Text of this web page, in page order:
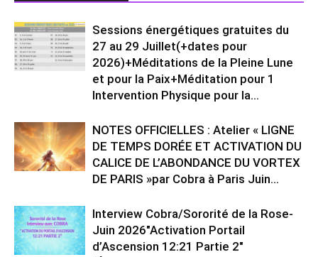
Sessions énergétiques gratuites du
27 au 29 Juillet(+dates pour
2026)+Méditations de la Pleine Lune
et pour la Paix+Méditation pour 1
Intervention Physique pour la...
NOTES OFFICIELLES : Atelier « LIGNE
DE TEMPS DORÉE ET ACTIVATION DU
CALICE DE L’ABONDANCE DU VORTEX
DE PARIS »par Cobra à Paris Juin...
Interview Cobra/Sororité de la Rose-
Juin 2026″Activation Portail
d’Ascension 12:21 Partie 2″